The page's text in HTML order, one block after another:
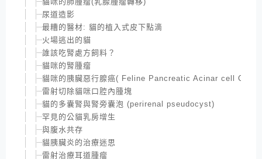
尿道造影
最糟的醫材: 貓的植入式皮下點滴
火場逃出的貓
誰該吃腎處方飼料？
貓咪的腎腫瘤
貓咪的胰臟惡行腺癌( Feline Pancreatic Acinar cell
雷射切除貓咪口腔內腫塊
貓的多囊腎與腎旁囊泡 (perirenal pseudocyst)
罕見的公貓乳房增生
與腹水共存
貓胰臟炎的治療迷思
雷射治療耳道腫瘤